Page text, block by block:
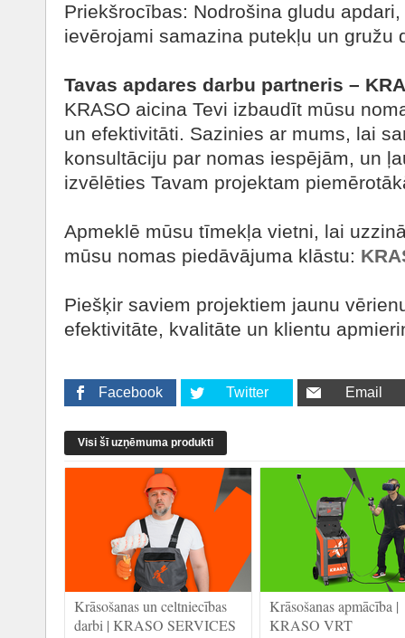
Priekšrocības: Nodrošina gludu
ievērojami samazina putekļu un gružu
Tavas apdares darbu partneris –
KRASO aicina Tevi izbaudīt mūsu
un efektivitāti. Sazinies ar mums, lai
konsultāciju par nomas iespējām, un
izvēlēties Tavam projektam
Apmeklē mūsu tīmekļa vietni, lai
mūsu nomas piedāvājuma klāstu:
Piešķir saviem projektiem jaunu
efektivitāte, kvalitāte un klientu
Facebook Twitter Email
Visi šī uzņēmuma produkti
Krāsošanas un celtniecības
darbi | KRASO SERVICES
Krāsošanas apmācība |
KRASO VRT